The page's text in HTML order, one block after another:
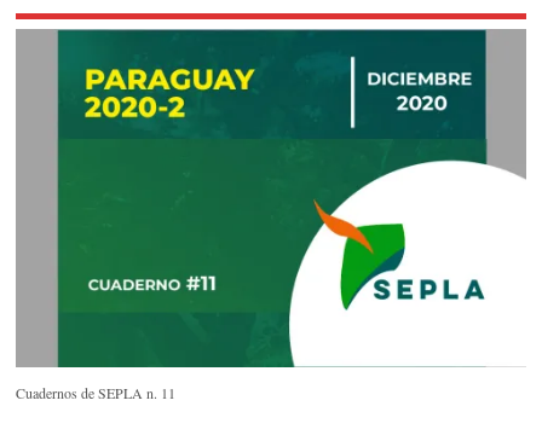
Cuadernos de SEPLA n. 11